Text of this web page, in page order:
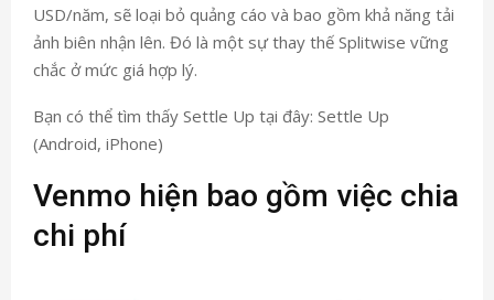
USD/năm, sẽ loại bỏ quảng cáo và bao gồm khả năng tải
ảnh biên nhận lên. Đó là một sự thay thế Splitwise vững
chắc ở mức giá hợp lý.
Bạn có thể tìm thấy Settle Up tại đây: Settle Up
(Android, iPhone)
Venmo hiện bao gồm việc chia
chi phí